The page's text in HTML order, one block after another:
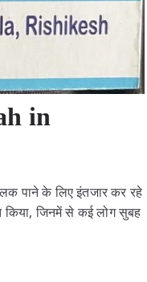
in
पाने के लिए इंतजार कर रहे
किया, जिनमें से कई लोग सुबह